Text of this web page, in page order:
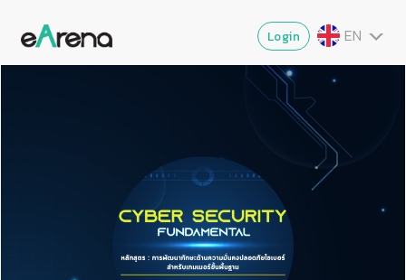
Login
EN
TH